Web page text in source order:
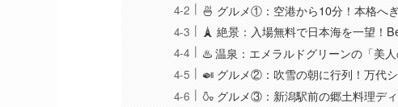
🍜 グルメ①：空港から10分！本格へ
🗼 絶景：入場無料で日本海を一望！
♨️ 温泉：エメラルドグリーンの「美
🍛 グルメ②：吹雪の朝に行列！万代
🍶 グルメ③：新潟駅前の郷土料理ディ